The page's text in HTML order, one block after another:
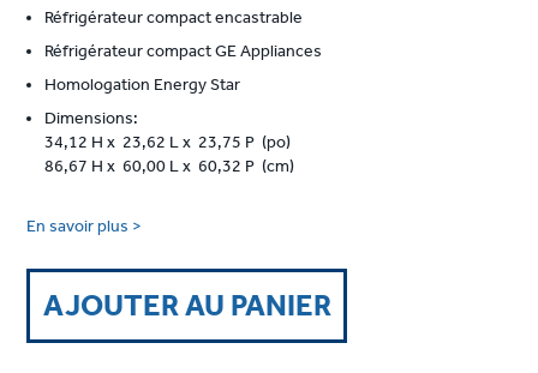
Réfrigérateur compact encastrable
Réfrigérateur compact GE Appliances
Homologation Energy Star
Dimensions:
34,12 H x 23,62 L x 23,75 P (po)
86,67 H x 60,00 L x 60,32 P (cm)
En savoir plus >
AJOUTER AU PANIER